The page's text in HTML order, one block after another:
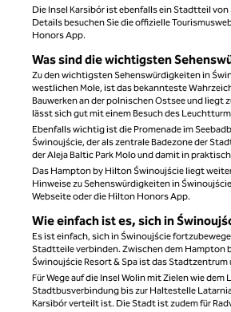
Die Insel Karsibór ist ebenfalls ein Stadtteil von
Details besuchen Sie die offizielle
Honors App.
Was sind die wichtigsten
Zu den wichtigsten Sehenswürdigkeiten in
westlichen Mole, ist das bekannteste
Bauwerken an der polnischen Ostsee und
lässt sich gut mit einem Besuch des
Ebenfalls wichtig ist die Promenade im
Świnoujście, der als zentrale Badezone der
der Aleja Baltic Park Molo und damit in
Das Hampton by Hilton Świnoujście liegt
Hinweise zu Sehenswürdigkeiten in
Webseite oder die Hilton Honors App.
Wie einfach ist es, sich in
Es ist einfach, sich in Świnoujście
Stadtteile verbinden. Zwischen dem Hampton
Świnoujście Resort & Spa ist das
Für Wege auf die Insel Wolin mit Zielen wie
Stadtbusverbindung bis zur Haltestelle
Karsibór verteilt ist. Die Stadt ist zudem für